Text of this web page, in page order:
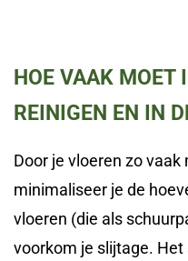
HOE VAAK MOET
REINIGEN EN IN
Door je vloeren zo
minimaliseer je de
vloeren (die als
voorkom je slijtage.